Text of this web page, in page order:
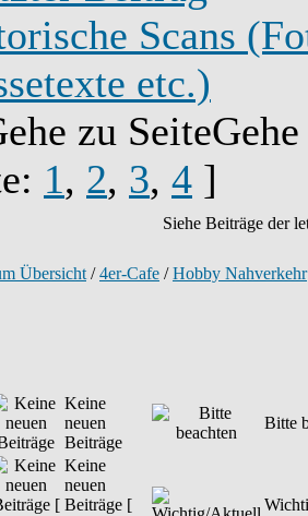
Scans
etc.)
1, 2, 3, 4 ]
Siehe Beiträge der
Übersicht /4er-Cafe /Hobby Nahverkehr
Keine
neuen
Beiträge
Bitte
Keine
neuen
Beiträge [